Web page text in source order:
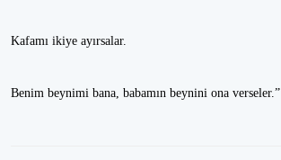
Kafamı ikiye ayırsalar.
Benim beynimi bana, babamın beynini ona verseler.”